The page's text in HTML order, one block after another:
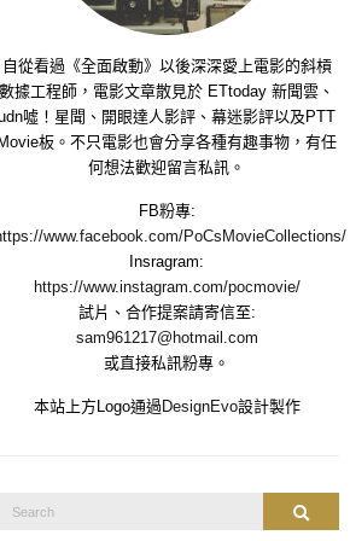
自從看過《全面啟動》以後深深愛上電影的斜槓
數據工程師，電影文章散見於 ETtoday 新聞雲、
噓！星聞、開眼達人影評、幕迷影評以及PTT
板。不只電影也會分享各種有趣事物，有任
何想法歡迎留言私訊。
FB粉專:
www.facebook.com/PoCsMovieCollections/
Insragram:
https://www.instagram.com/pocmovie/
試片、合作提案請寄信至:
sam961217@hotmail.com
或直接私訊粉專。
本站上方Logo通過 DesignEvo設計製作
Search